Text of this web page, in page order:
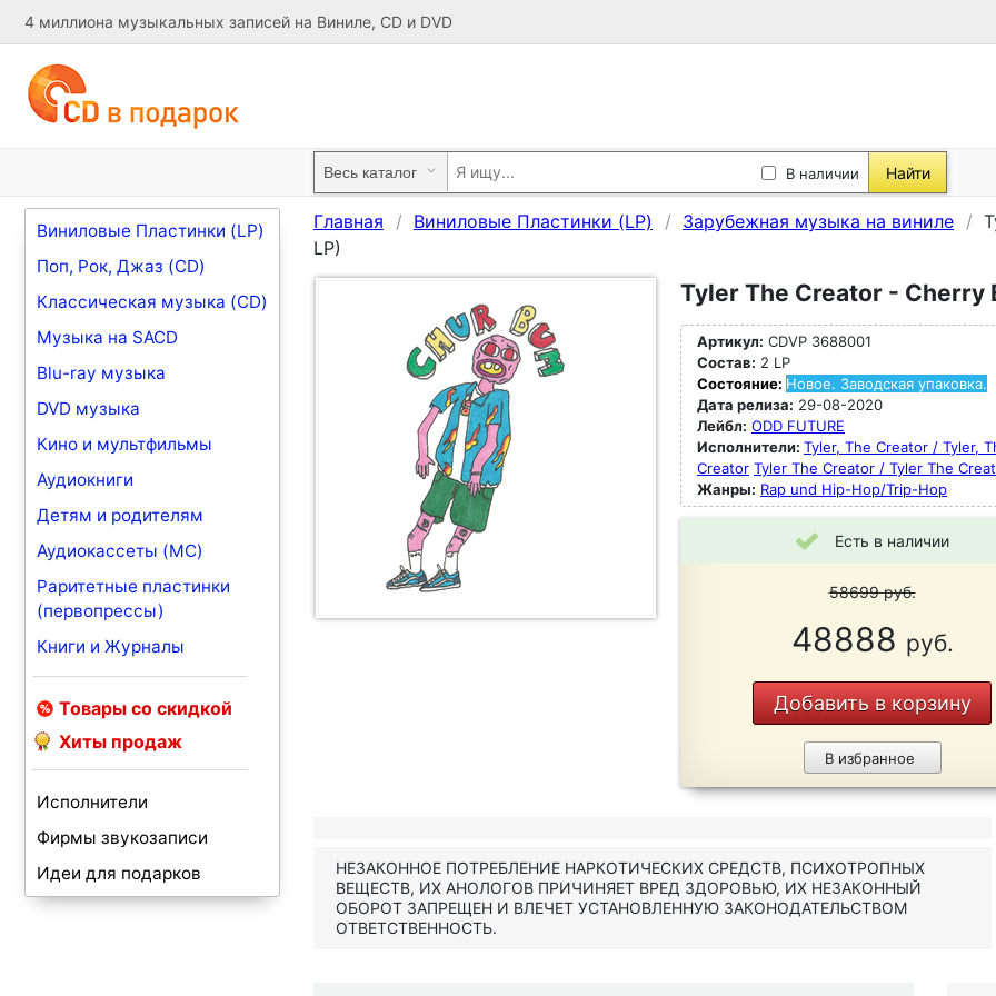
4 миллиона музыкальных записей на Виниле, CD и DVD
В наличии Найти
Виниловые Пластинки (LP)
Поп, Рок, Джаз (CD)
Классическая музыка (CD)
Музыка на SACD
Blu-ray музыка
DVD музыка
Кино и мультфильмы
Аудиокниги
Детям и родителям
Аудиокассеты (MC)
Раритетные пластинки
(первопрессы)
Книги и Журналы
Товары со скидкой
Хиты продаж
Исполнители
Фирмы звукозаписи
Идеи для подарков
Главная Виниловые Пластинки (LP) Зарубежная музыка на виниле
LP)
Tyler The Creator - Cherry
Артикул: CDVP 3688001
Состав: 2 LP
Состояние: Новое. Заводская упаковка.
Дата релиза: 29-08-2020
Лейбл: ODD FUTURE
Исполнители: Tyler, The Creator / Tyler,
Creator Tyler The Creator / Tyler The
Жанры: Rap und Hip-Hop/Trip-Hop
Есть в наличии
58699руб.
48888 руб.
Добавить в корзину
В избранное
НЕЗАКОННОЕ ПОТРЕБЛЕНИЕ НАРКОТИЧЕСКИХ СРЕДСТВ, ПСИХОТРОПНЫХ
ВЕЩЕСТВ, ИХ АНОЛОГОВ ПРИЧИНЯЕТ ВРЕД ЗДОРОВЬЮ, ИХ НЕЗАКОННЫЙ
ОБОРОТ ЗАПРЕЩЕН И ВЛЕЧЕТ УСТАНОВЛЕННУЮ ЗАКОНОДАТЕЛЬСТВОМ
ОТВЕТСТВЕННОСТЬ.